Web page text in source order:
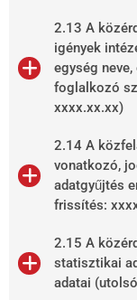
2.13 A
igények
egység
foglalkozó
xxxx.xx.xx)
2.14 A
vonatkozó,
adatgyűjtés
frissítés:
2.15 A
statisztikai
adatai